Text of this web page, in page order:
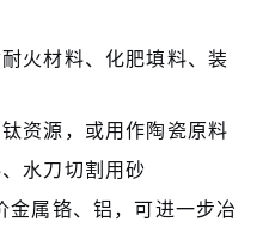
火材料、化肥填料、装
资源，或用作陶瓷原料
水刀切割用砂
金属铬、铝，可进一步冶